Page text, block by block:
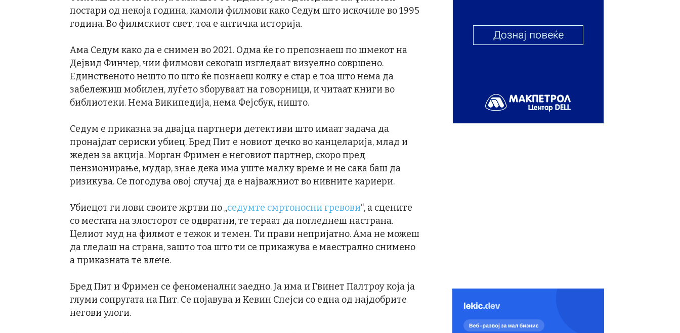
постари од некоја година, камоли филмови како Седум што искочиле во 1995
година. Во филмскиот свет, тоа е античка историја.
Ама Седум како да е снимен во 2021. Одма ќе го препознаеш по шмекот на
Дејвид Финчер, чии филмови секогаш изгледаат визуелно совршено.
Единственото нешто по што ќе познаеш колку е стар е тоа што нема да
забележиш мобилен, луѓето зборуваат на говорници, и читаат книги во
библиотеки. Нема Википедија, нема Фејсбук, ништо.
Седум е приказна за двајца партнери детективи што имаат задача да
пронајдат сериски убиец. Бред Пит е новиот дечко во канцеларија, млад и
жеден за акција. Морган Фримен е неговиот партнер, скоро пред
пензионирање, мудар, знае дека има уште малку време и не сака баш да
ризикува. Се погодува овој случај да е најважниот во нивните кариери.
Убиецот ги лови своите жртви по „седумте смртоносни гревови“, а сцените
со местата на злосторот се одвратни, те тераат да погледнеш настрана.
Целиот муд на филмот е тежок и темен. Ти прави непријатно. Ама не можеш
да гледаш на страна, зашто тоа што ти се прикажува е маестрално снимено
а приказната те влече.
Бред Пит и Фримен се феноменални заедно. Ја има и Гвинет Палтроу која ја
глуми сопругата на Пит. Се појавува и Кевин Спејси со една од најдобрите
негови улоги.